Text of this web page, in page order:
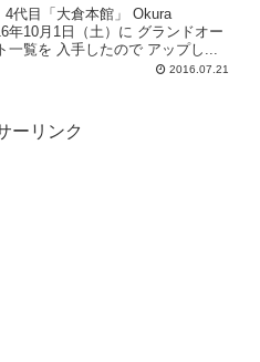
年10月1日（土）に グランドオー
るテナント一覧を 入手したので アップし...
2016.07.21
ーリンク